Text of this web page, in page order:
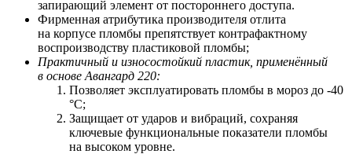
запирающий элемент от постороннего доступа.
Фирменная атрибутика производителя отлита
на корпусе пломбы препятствует контрафактному
воспроизводству пластиковой пломбы;
Практичный и износостойкий пластик, применённый
в основе Авангард 220:
Позволяет эксплуатировать пломбы в мороз до -40
°С;
Защищает от ударов и вибраций, сохраняя
ключевые функциональные показатели пломбы
на высоком уровне.